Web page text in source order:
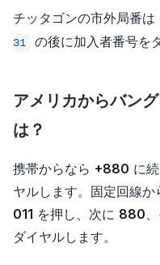
チッタゴンの市外局番は
31
の後に加入者番号を
アメリカからバン
は？
携帯からなら +880 に
ヤルします。固定回線
011 を押し、次に 880
ダイヤルします。